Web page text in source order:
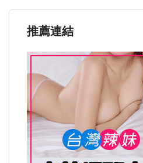
推薦連結